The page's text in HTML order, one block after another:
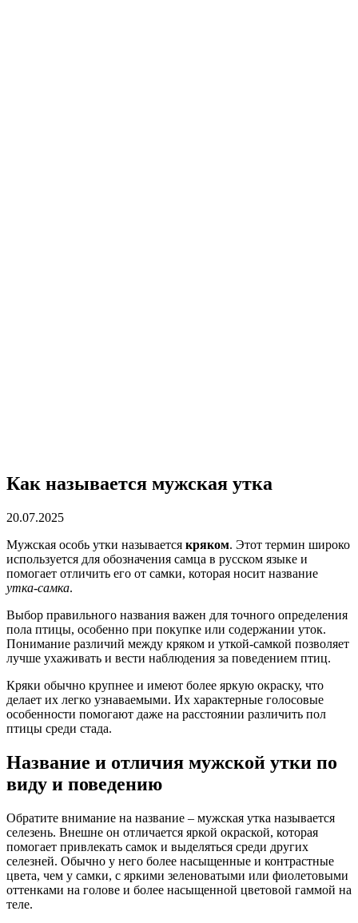
Как называется мужская утка
20.07.2025
Мужская особь утки называется кряком. Этот термин широко
используется для обозначения самца в русском языке и
помогает отличить его от самки, которая носит название
утка-самка.
Выбор правильного названия важен для точного определения
пола птицы, особенно при покупке или содержании уток.
Понимание различий между кряком и уткой-самкой позволяет
лучше ухаживать и вести наблюдения за поведением птиц.
Кряки обычно крупнее и имеют более яркую окраску, что
делает их легко узнаваемыми. Их характерные голосовые
особенности помогают даже на расстоянии различить пол
птицы среди стада.
Название и отличия мужской утки по
виду и поведению
Обратите внимание на название – мужская утка называется
селезень. Внешне он отличается яркой окраской, которая
помогает привлекать самок и выделяться среди других
селезней. Обычно у него более насыщенные и контрастные
цвета, чем у самки, с яркими зеленоватыми или фиолетовыми
оттенками на голове и более насыщенной цветовой гаммой на
теле.